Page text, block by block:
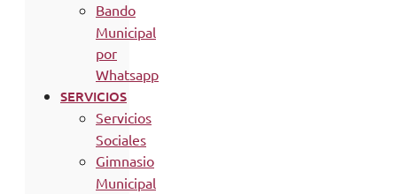
Bando
Municipal
por
Whatsapp
SERVICIOS
Servicios
Sociales
Gimnasio
Municipal